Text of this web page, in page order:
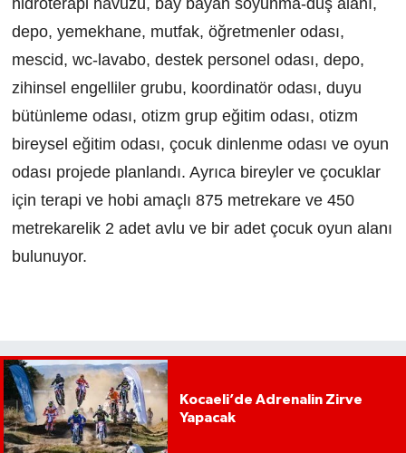
hidroterapi havuzu, bay bayan soyunma-duş alanı,
depo, yemekhane, mutfak, öğretmenler odası,
mescid, wc-lavabo, destek personel odası, depo,
zihinsel engelliler grubu, koordinatör odası, duyu
bütünleme odası, otizm grup eğitim odası, otizm
bireysel eğitim odası, çocuk dinlenme odası ve oyun
odası projede planlandı. Ayrıca bireyler ve çocuklar
için terapi ve hobi amaçlı 875 metrekare ve 450
metrekarelik 2 adet avlu ve bir adet çocuk oyun alanı
bulunuyor.
Kocaeli’de Adrenalin Zirve
Yapacak